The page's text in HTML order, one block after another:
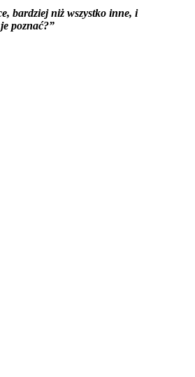
bardziej niż wszystko inne, i
poznać?”